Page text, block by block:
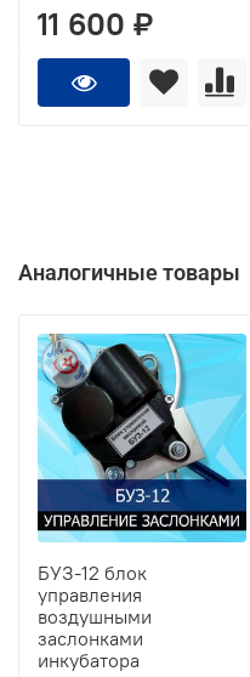
11 600 ₽
Аналогичные товары
БУЗ-12 блок
управления
воздушными
заслонками
инкубатора